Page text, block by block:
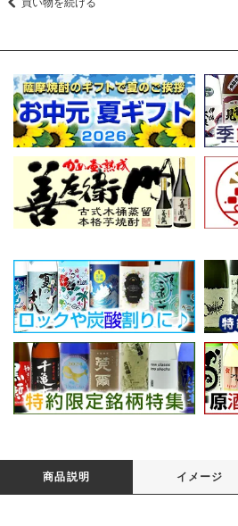
買い物を続ける
商品説明 イメージ